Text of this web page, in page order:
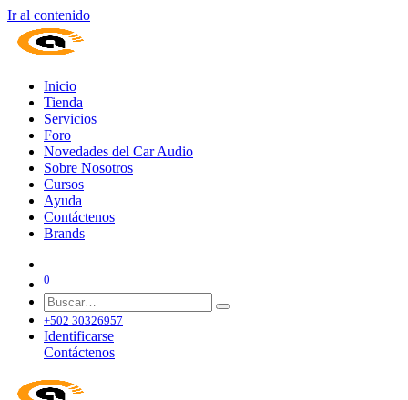
Ir al contenido
Inicio
Tienda
Servicios
Foro
Novedades del Car Audio
Sobre Nosotros
Cursos
Ayuda
Contáctenos
Brands
0
+502 30326957
Identificarse
Contáctenos